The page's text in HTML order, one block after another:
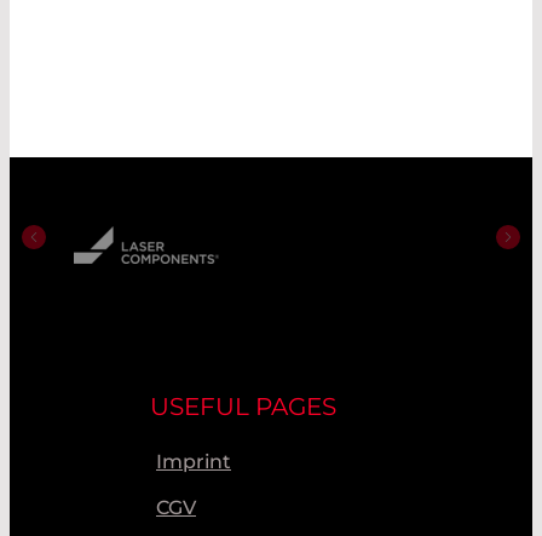
USEFUL PAGES
Imprint
CGV